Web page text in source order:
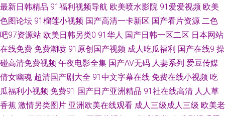
日本大香蕉伊人网 亚洲五五艹 97干色 福利导航 男人天堂成人网 四虎色导航
91超碰色情 成人深夜导航 老司机A片区 日韩无码精品网址 91超碰成人导航
超碰大香蕉网 黑丝美女内射自慰 欧美乱轮另类 五月天三级网 91蜜桃四区 丰
满熟妇乱子另类 老司机午夜AV 天天骚天天操 91国摸 成人午夜AV福利 久久
精品综合在线 日本网站www 亚洲探花影院网站 97综合视频专区 激情国产
最新日韩精品 91福利视频导航 欧美喷水影院 91爱爱视频 欧美
色图论坛 91榴莲小视频 国产高清一卡新区 国产看片资源 二色
吧97资源站 欧美日韩另类0 91华人 国产日韩一区二区 日本网站
在线免费 免费潮喷 91原创国产视频 成人吃瓜福利 国产在线9 操
碰高清免费视频 午夜电影全集 国产AV无码 人妻系列 爱豆传媒
倩女幽魂 超清国产剧大全 91中文字幕在线 免费在线小视频 吃
瓜福利小视频 免费91 国产日产亚洲精品 91社在线高清 人人草
香蕉 激情另类图片 亚洲欧美在线观看 成人三级成人三级 欧美老